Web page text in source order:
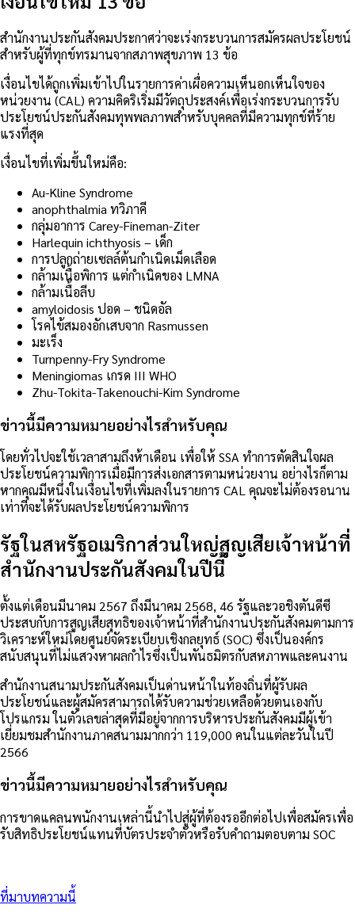
สำนักงานประกันสังคมประกาศว่าจะเร่งกระบวนการสมัครผลประโยชน์
สำหรับผู้ที่ทุกข์ทรมานจากสภาพสุขภาพ 13 ข้อ
เงื่อนไขได้ถูกเพิ่มเข้าไปในรายการค่าเผื่อความเห็นอกเห็นใจของ
หน่วยงาน (CAL) ความคิดริเริ่มมีวัตถุประสงค์เพื่อเร่งกระบวนการรับ
ประโยชน์ประกันสังคมทุพพลภาพสำหรับบุคคลที่มีความทุกข์ที่ร้าย
แรงที่สุด
เงื่อนไขที่เพิ่มขึ้นใหม่คือ:
Au-Kline Syndrome
anophthalmia ทวิภาคี
กลุ่มอาการ Carey-Fineman-Ziter
Harlequin ichthyosis – เด็ก
การปลูกถ่ายเซลล์ต้นกำเนิดเม็ดเลือด
กล้ามเนื้อพิการ แต่กำเนิดของ LMNA
กล้ามเนื้อลีบ
amyloidosis ปอด – ชนิดอัล
โรคไข้สมองอักเสบจาก Rasmussen
มะเร็ง
Turnpenny-Fry Syndrome
Meningiomas เกรด III WHO
Zhu-Tokita-Takenouchi-Kim Syndrome
ข่าวนี้มีความหมายอย่างไรสำหรับคุณ
โดยทั่วไปจะใช้เวลาสามถึงห้าเดือน เพื่อให้ SSA ทำการตัดสินใจผล
ประโยชน์ความพิการเมื่อมีการส่งเอกสารตามหน่วยงาน อย่างไรก็ตาม
หากคุณมีหนึ่งในเงื่อนไขที่เพิ่มลงในรายการ CAL คุณจะไม่ต้องรอนาน
เท่าที่จะได้รับผลประโยชน์ความพิการ
รัฐในสหรัฐอเมริกาส่วนใหญ่สูญเสียเจ้าหน้าที่
สำนักงานประกันสังคมในปีนี้
ตั้งแต่เดือนมีนาคม 2567 ถึงมีนาคม 2568, 46 รัฐและวอชิงตันดีซี
ประสบกับการสูญเสียสุทธิของเจ้าหน้าที่สำนักงานประกันสังคมตามการ
วิเคราะห์ใหม่โดยศูนย์จัดระเบียบเชิงกลยุทธ์ (SOC) ซึ่งเป็นองค์กร
สนับสนุนที่ไม่แสวงหาผลกำไรซึ่งเป็นพันธมิตรกับสหภาพและคนงาน
สำนักงานสนามประกันสังคมเป็นด่านหน้าในท้องถิ่นที่ผู้รับผล
ประโยชน์และผู้สมัครสามารถได้รับความช่วยเหลือด้วยตนเองกับ
โปรแกรม ในตัวเลขล่าสุดที่มีอยู่จากการบริหารประกันสังคมมีผู้เข้า
เยี่ยมชมสำนักงานภาคสนามมากกว่า 119,000 คนในแต่ละวันในปี
2566
ข่าวนี้มีความหมายอย่างไรสำหรับคุณ
การขาดแคลนพนักงานเหล่านี้นำไปสู่ผู้ที่ต้องรออีกต่อไปเพื่อสมัครเพื่อ
รับสิทธิประโยชน์แทนที่บัตรประจำตัวหรือรับคำถามตอบตาม SOC
ที่มาบทความนี้